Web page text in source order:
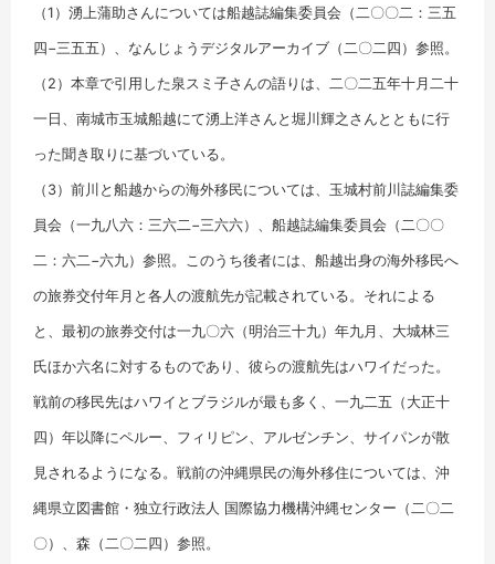
（1）湧上蒲助さんについては船越誌編集委員会（二〇〇二：三五
四−三五五）、なんじょうデジタルアーカイブ（二〇二四）参照。
（2）本章で引用した泉スミ子さんの語りは、二〇二五年十月二十
一日、南城市玉城船越にて湧上洋さんと堀川輝之さんとともに行
った聞き取りに基づいている。
（3）前川と船越からの海外移民については、玉城村前川誌編集委
員会（一九八六：三六二−三六六）、船越誌編集委員会（二〇〇
二：六二−六九）参照。このうち後者には、船越出身の海外移民へ
の旅券交付年月と各人の渡航先が記載されている。それによる
と、最初の旅券交付は一九〇六（明治三十九）年九月、大城林三
氏ほか六名に対するものであり、彼らの渡航先はハワイだった。
戦前の移民先はハワイとブラジルが最も多く、一九二五（大正十
四）年以降にペルー、フィリピン、アルゼンチン、サイパンが散
見されるようになる。戦前の沖縄県民の海外移住については、沖
縄県立図書館・独立行政法人 国際協力機構沖縄センター（二〇二
〇）、森（二〇二四）参照。